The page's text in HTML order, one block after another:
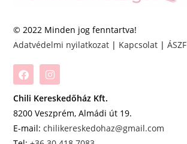
© 2022 Minden jog fenntartva!
Adatvédelmi nyilatkozat | Kapcsolat |ÁSZF
Chili Kereskedőház Kft.
8200 Veszprém, Almádi út 19.
E-mail:chilikereskedohaz@gmail.com